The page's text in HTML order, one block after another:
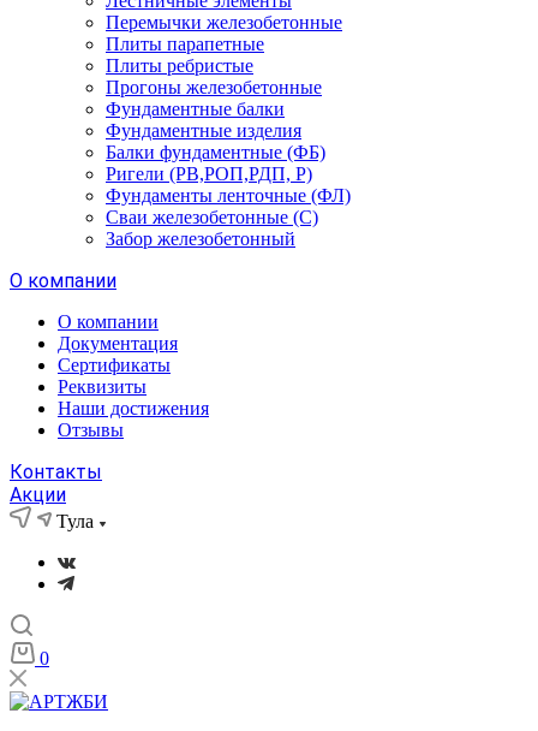
Перемычки железобетонные
Плиты парапетные
Плиты ребристые
Прогоны железобетонные
Фундаментные балки
Фундаментные изделия
Балки фундаментные (ФБ)
Ригели (РВ,РОП,РДП, Р)
Фундаменты ленточные (ФЛ)
Сваи железобетонные (С)
Забор железобетонный
О компании
О компании
Документация
Сертификаты
Реквизиты
Наши достижения
Отзывы
Контакты
Акции
Тула
0